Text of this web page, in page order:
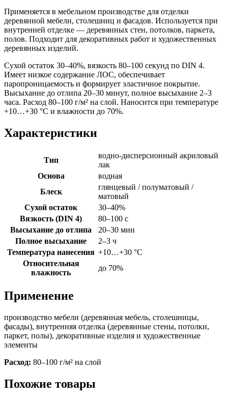
Применяется в мебельном производстве для отделки
деревянной мебели, столешниц и фасадов. Используется при
внутренней отделке — деревянных стен, потолков, паркета,
полов. Подходит для декоративных работ и художественных
деревянных изделий.
Сухой остаток 30–40%, вязкость 80–100 секунд по DIN 4.
Имеет низкое содержание ЛОС, обеспечивает
паропроницаемость и формирует эластичное покрытие.
Высыхание до отлипа 20–30 минут, полное высыхание 2–3
часа. Расход 80–100 г/м² на слой. Наносится при температуре
+10…+30 °C и влажности до 70%.
Характеристики
Тип
водно-дисперсионный акриловый
лак
Основа
водная
Блеск
глянцевый / полуматовый /
матовый
Сухой остаток
30–40%
Вязкость (DIN 4)
80–100 с
Высыхание до отлипа
20–30 мин
Полное высыхание
2–3 ч
Температура нанесения +10…+30 °C
Относительная
влажность
до 70%
Применение
производство мебели (деревянная мебель, столешницы,
фасады), внутренняя отделка (деревянные стены, потолки,
паркет, полы), декоративные изделия и художественные
элементы
Расход: 80–100 г/м² на слой
Похожие товары